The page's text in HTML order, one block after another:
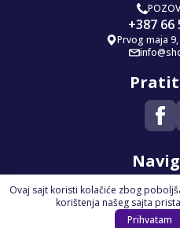
+387 66
Prvog maja
Na
Ovaj sajt koristi kolačiće zbog
korištenja našeg sajta
Prihvatam